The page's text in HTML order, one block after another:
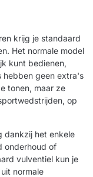
krijg je standaard
Het normale model
kunt bedienen,
hebben geen extra's
tonen, maar ze
op
dankzij het enkele
onderhoud of
vulventiel kun je
normale